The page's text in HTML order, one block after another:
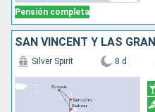
Pensión completa
Silver Spirit 8 d